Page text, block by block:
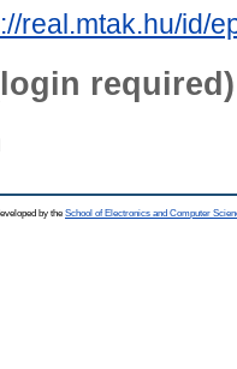
real.mtak.hu/id/
required)
by the School of Electronics and Computer